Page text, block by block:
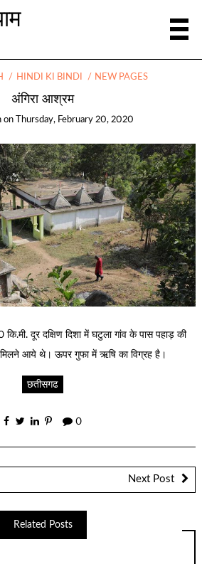
HINDI KI BINDI NEW PAGES
अंगिरा आश्रम
on Thursday, February 20, 2020
दूर दक्षिण दिशा में घटुला गांव के पास पहाड़ की
मिलने आये थे। ऊपर गुफा में ऋषि का विग्रह है।
छतीसगढ
0
Next Post
Related Posts